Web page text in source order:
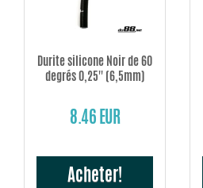
Durite silicone Noir de 60
degrés 0,25'' (6,5mm)
8.46 EUR
Acheter!